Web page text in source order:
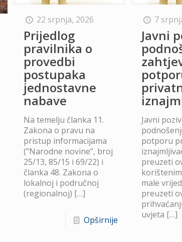
22 srpnja, 2026
Prijedlog
pravilnika o
provedbi
postupaka
jednostavne
nabave
Na temelju članka 11.
Zakona o pravu na
pristup informacijama
(”Narodne novine”, broj
25/13, 85/15 i 69/22) i
članka 48. Zakona o
lokalnoj i područnoj
(regionalnoj) […]
Opširnije
7
Javni
Javni
potporu
preuzeti
male
preuzeti
uvjeta […]